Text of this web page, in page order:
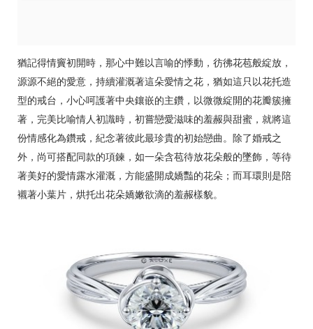
猶記得情竇初開時，那心中難以言喻的悸動，彷彿花苞般綻放，
源源不絕的愛意，持續灌溉著這朵愛情之花，猶如這只以花托造
型的戒台，小心呵護著中央鑲嵌的主鑽，以微微綻開的花瓣簇擁
著，完美比喻情人初識時，初嘗戀愛滋味的羞赧與甜蜜，就將這
份情感化為鑽戒，紀念著彼此最珍貴的初始戀曲。除了婚戒之
外，尚可搭配同款的項鍊，如一朵含苞待放花朵般的墜飾，等待
著美好的愛情露水灌溉，方能盛開成嬌豔的花朵；而耳環則是陪
襯著小葉片，烘托出花朵嬌嫩欲滴的羞赧樣貌。